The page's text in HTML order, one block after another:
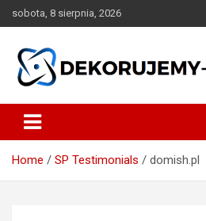
to
sobota, 8 sierpnia, 2026
dekorujemy-
Home SP Testimonials domish.pl